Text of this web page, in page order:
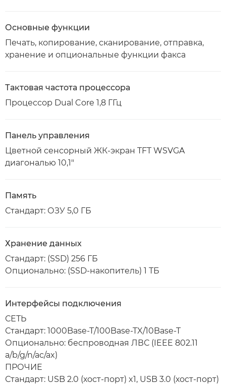
Основные функции
Печать, копирование, сканирование, отправка,
хранение и опциональные функции факса
Тактовая частота процессора
Процессор Dual Core 1,8 ГГц
Панель управления
Цветной сенсорный ЖК-экран TFT WSVGA
диагональю 10,1"
Память
Стандарт: ОЗУ 5,0 ГБ
Хранение данных
Стандарт: (SSD) 256 ГБ
Опционально: (SSD-накопитель) 1 ТБ
Интерфейсы подключения
СЕТЬ
Стандарт: 1000Base-T/100Base-TX/10Base-T
Опционально: беспроводная ЛВС (IEEE 802.11
a/b/g/n/ac/ax)
ПРОЧИЕ
Стандарт: USB 2.0 (хост-порт) x1, USB 3.0 (хост-порт)